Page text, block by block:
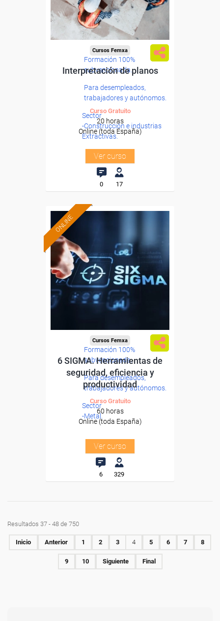
Formación 100%
subvencionada.
Para desempleados,
trabajadores y autónomos.
Sector
-Construcción e industrias
Extractivas.
Cursos Femxa
Interpretación de planos
Curso Gratuito
20 horas
Online (toda España)
Ver curso
0 17
ONLINE
Formación 100%
subvencionada.
Para desempleados,
trabajadores y autónomos.
Sector
-Metal.
Cursos Femxa
6 SIGMA. Herramientas de
seguridad, eficiencia y
productividad
Curso Gratuito
60 horas
Online (toda España)
Ver curso
6 329
Resultados 37 - 48 de 750
Inicio Anterior 1 2 3 4 5 6 7 8
9 10 Siguiente Final